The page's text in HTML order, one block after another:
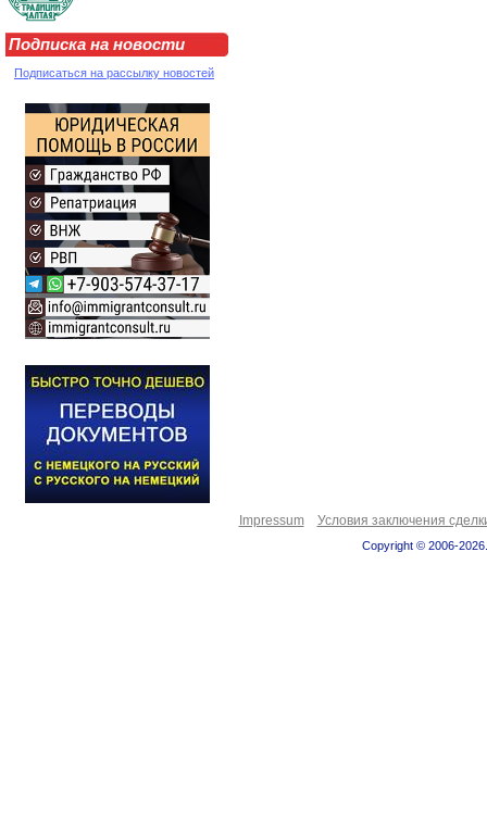
Подписка на новости
Подписаться на рассылку новостей
Impressum Условия заключения
Copyright © 2006-